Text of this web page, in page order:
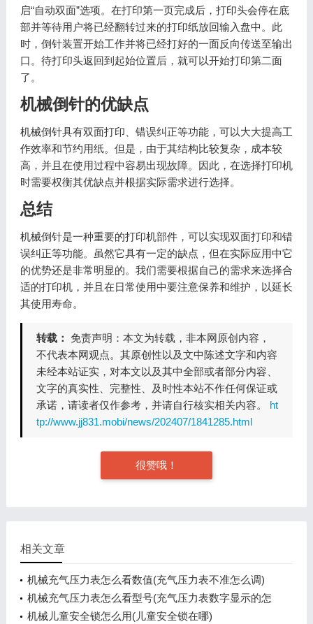
启“自动双面”选项。在打印第一页完成后，打印头会停在底
部并等待用户将已经翻转过来的打印纸放回输入盘中。此
时，倒针装置开始工作并将已经打好的一面反向传送至输出
口。待打印头返回到起始位置后，就可以开始打印第二面
了。
机械倒针的优缺点
机械倒针具有双面打印、错误纠正等功能，可以大大提高工
作效率和节约用纸。但是，由于其结构比较复杂，成本较
高，并且在使用过程中容易出现故障。因此，在选择打印机
时需要权衡其优缺点并根据实际需求进行选择。
总结
机械倒针是一种重要的打印机部件，可以实现双面打印和错
误纠正等功能。虽然它具有一定的缺点，但在实际应用中它
的优势还是非常明显的。我们需要根据自己的需求来选择合
适的打印机，并且在日常使用中要注意保养和维护，以延长
其使用寿命。
转载： 免责声明：本文为转载，非本网原创内容，
不代表本网观点。其原创性以及文中陈述文字和内容
未经本站证实，对本文以及其中全部或者部分内容、
文字的真实性、完整性、及时性本站不作任何保证或
承诺，请读者仅作参考，并请自行核实相关内容。 ht
tp://www.jj831.mobi/news/202407/1841285.html
很赞哦！
相关文章
机械充气压力表怎么看数值(充气压力表不准怎么调)
机械充气压力表怎么看型号(充气压力表数字显示的怎
么用)
机械儿童安全锁怎么用(儿童安全锁在哪)